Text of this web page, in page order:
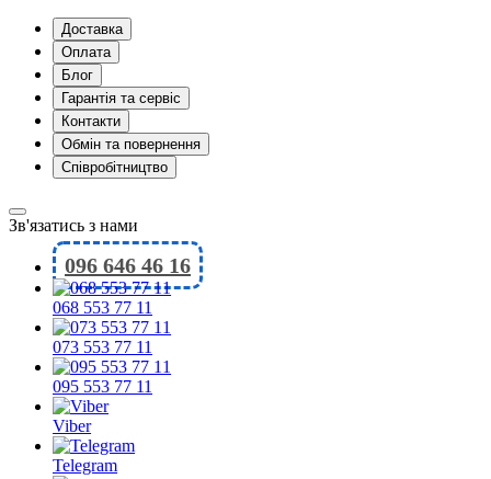
Доставка
Оплата
Блог
Гарантія та сервіс
Контакти
Обмін та повернення
Співробітництво
Зв'язатись з нами
096 646 46 16
068 553 77 11
073 553 77 11
095 553 77 11
Viber
Telegram